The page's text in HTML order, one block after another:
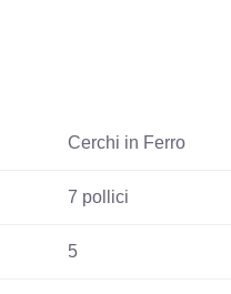
Cerchi in Ferro
7 pollici
5